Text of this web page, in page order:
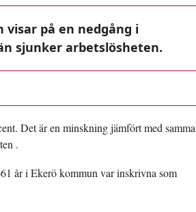
på en nedgång i
sjunker arbetslösheten.
. Det är en minskning jämfört med samma
.
år i Ekerö kommun var inskrivna som